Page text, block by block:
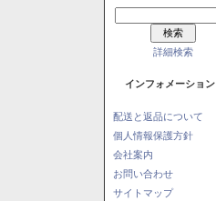
詳細検索
インフォメーション
配送と返品について
個人情報保護方針
会社案内
お問い合わせ
サイトマップ